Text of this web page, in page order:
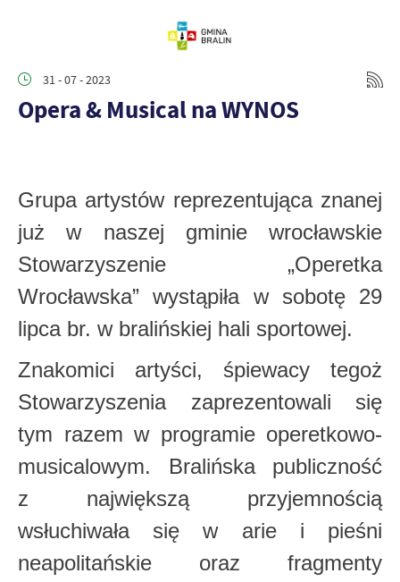
31 - 07 - 2023
Opera & Musical na WYNOS
Grupa artystów reprezentująca znanej
już w naszej gminie wrocławskie
Stowarzyszenie „Operetka
Wrocławska” wystąpiła w sobotę 29
lipca br. w bralińskiej hali sportowej.
Znakomici artyści, śpiewacy tegoż
Stowarzyszenia zaprezentowali się
tym razem w programie operetkowo-
musicalowym. Bralińska publiczność
z największą przyjemnością
wsłuchiwała się w arie i pieśni
neapolitańskie oraz fragmenty